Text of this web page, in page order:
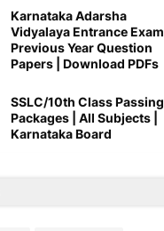
Karnataka Adarsha
Vidyalaya Entrance Exam
Previous Year Question
Papers | Download PDFs
SSLC/10th Class Passing
Packages | All Subjects |
Karnataka Board